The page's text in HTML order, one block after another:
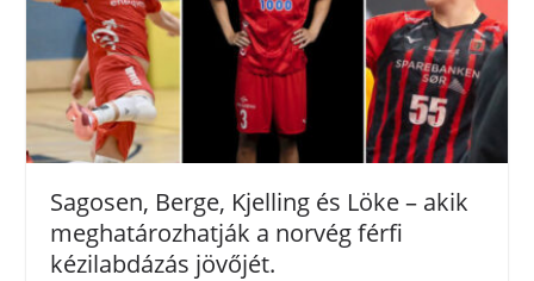
Sagosen, Berge, Kjelling és Löke – akik
meghatározhatják a norvég férfi
kézilabdázás jövőjét.